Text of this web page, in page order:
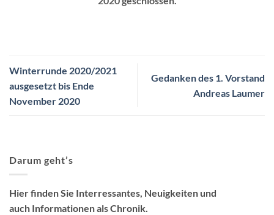
Winterrunde 2020/2021
ausgesetzt bis Ende
November 2020
Gedanken des 1. Vorstand
Andreas Laumer
Darum geht’s
Hier finden Sie Interressantes, Neuigkeiten und
auch Informationen als Chronik.